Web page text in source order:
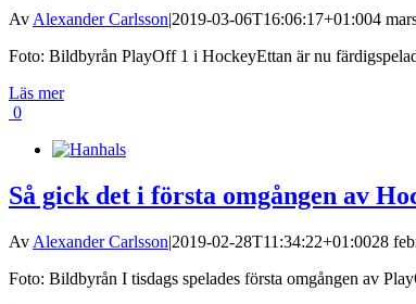
Av Alexander Carlsson|2019-03-06T16:06:17+01:004
Foto: Bildbyrån PlayOff 1 i HockeyEttan är nu
Läs mer
0
Så gick det i första omgången av
Av Alexander Carlsson|2019-02-28T11:34:22+01:0028
Foto: Bildbyrån I tisdags spelades första omgången av